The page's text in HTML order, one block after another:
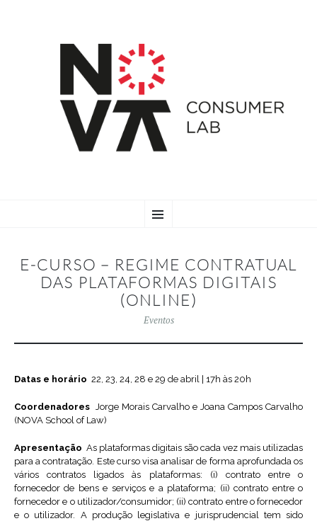
TO
E-CURSO – REGIME CONTRATUAL
DAS PLATAFORMAS DIGITAIS
(ONLINE)
Eventos
Datas e horário 22, 23, 24, 28 e 29 de abril | 17h às 20h
Coordenadores Jorge Morais Carvalho e Joana Campos Carvalho
(NOVA School of Law)
Apresentação As plataformas digitais são cada vez mais utilizadas
para a contratação. Este curso visa analisar de forma aprofundada os
vários contratos ligados às plataformas: (i) contrato entre o
fornecedor de bens e serviços e a plataforma; (ii) contrato entre o
fornecedor e o utilizador/consumidor; (ii) contrato entre o fornecedor
e o utilizador. A produção legislativa e jurisprudencial tem sido